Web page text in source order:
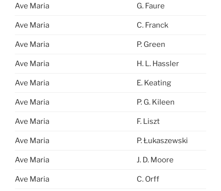
Ave Maria G. Faure
Ave Maria C. Franck
Ave Maria P. Green
Ave Maria H. L. Hassler
Ave Maria E. Keating
Ave Maria P. G. Kileen
Ave Maria F. Liszt
Ave Maria P. Łukaszewski
Ave Maria J. D. Moore
Ave Maria C. Orff